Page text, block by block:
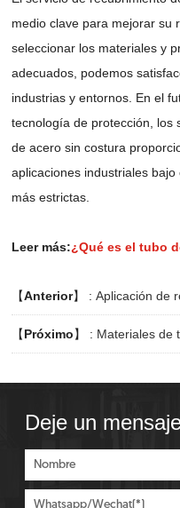
medio clave para mejorar su
seleccionar los materiales y
adecuados, podemos
industrias y entornos. En el
tecnología de protección, los
de acero sin costura
aplicaciones industriales
más estrictas.
Leer más:¿Qué es el tubo
【Anterior】 :Aplicación de
【Próximo】 : Materiales de
Deje un